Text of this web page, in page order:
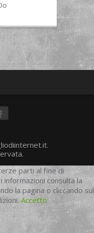
parti al fine di
consulta la
la pagina o cliccando sul
Accetto